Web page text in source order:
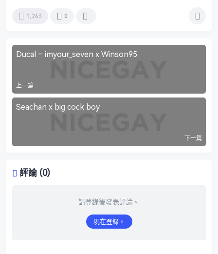
1,263 0
Ducal – imyour_seven x Winson95
上一篇
Seachan x big cock boy
下一篇
評論 (0)
請登錄後發表評論。
現在登錄。